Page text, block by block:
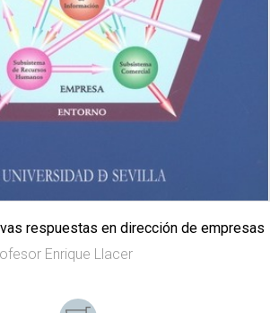
respuestas en dirección de empresas
Enrique Llacer